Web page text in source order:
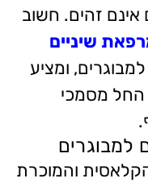
זהים. חשוב
שיניים
ומציע
החל מסמכי
למבוגרים
והמוכרת